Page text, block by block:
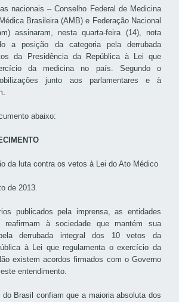
nacionais – Conselho Federal de Medicina
Brasileira (AMB) e Federação Nacional
assinaram, nesta quarta-feira (14), nota
a posição da categoria pela derrubada
da Presidência da República à Lei que
da medicina no país. Segundo o
junto aos parlamentares e à
abaixo:
da luta contra os vetos à Lei do Ato Médico
de 2013.
publicados pela imprensa, as entidades
reafirmam à sociedade que mantém sua
derrubada integral dos 10 vetos da
à Lei que regulamenta o exercício da
existem acordos firmados com o Governo
entendimento.
Brasil confiam que a maioria absoluta dos